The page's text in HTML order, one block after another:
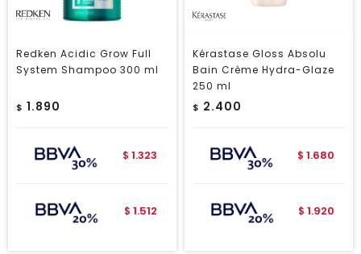
Redken Acidic Grow Full
System Shampoo 300 ml
$ 1.890
$ 1.323
$ 1.512
Kérastase Gloss Absolu
Bain Crème Hydra-Glaze
250 ml
$ 2.400
$ 1.680
$ 1.920